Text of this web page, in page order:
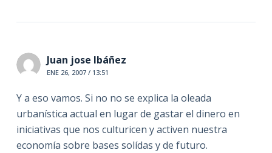
Juan jose Ibáñez
ENE 26, 2007 / 13:51
Y a eso vamos. Si no no se explica la oleada
urbanística actual en lugar de gastar el dinero en
iniciativas que nos culturicen y activen nuestra
economía sobre bases solídas y de futuro.